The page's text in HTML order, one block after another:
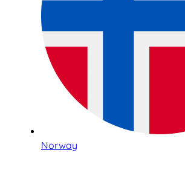
Norway